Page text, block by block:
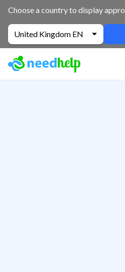
Choose a country to display
United Kingdom EN